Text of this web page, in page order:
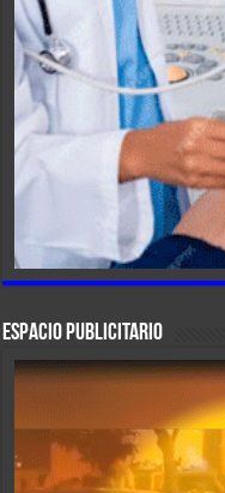
ESPACIO PUBLICITARIO